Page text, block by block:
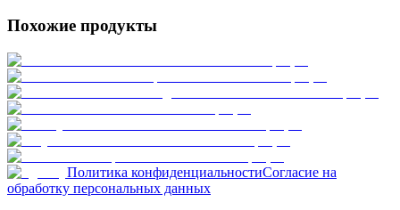
Похожие продукты
Политика конфиденциальностиСогласие на
обработку персональных данных